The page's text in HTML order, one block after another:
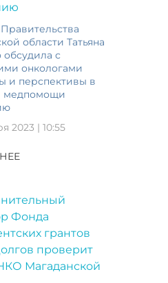
области Татьяна
обсудила с
онкологами
и перспективы в
медпомощи
2023 | 10:55